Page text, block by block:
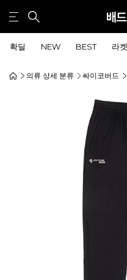
확딜 NEW BEST 라켓
의류 상세 분류 싸이코버드